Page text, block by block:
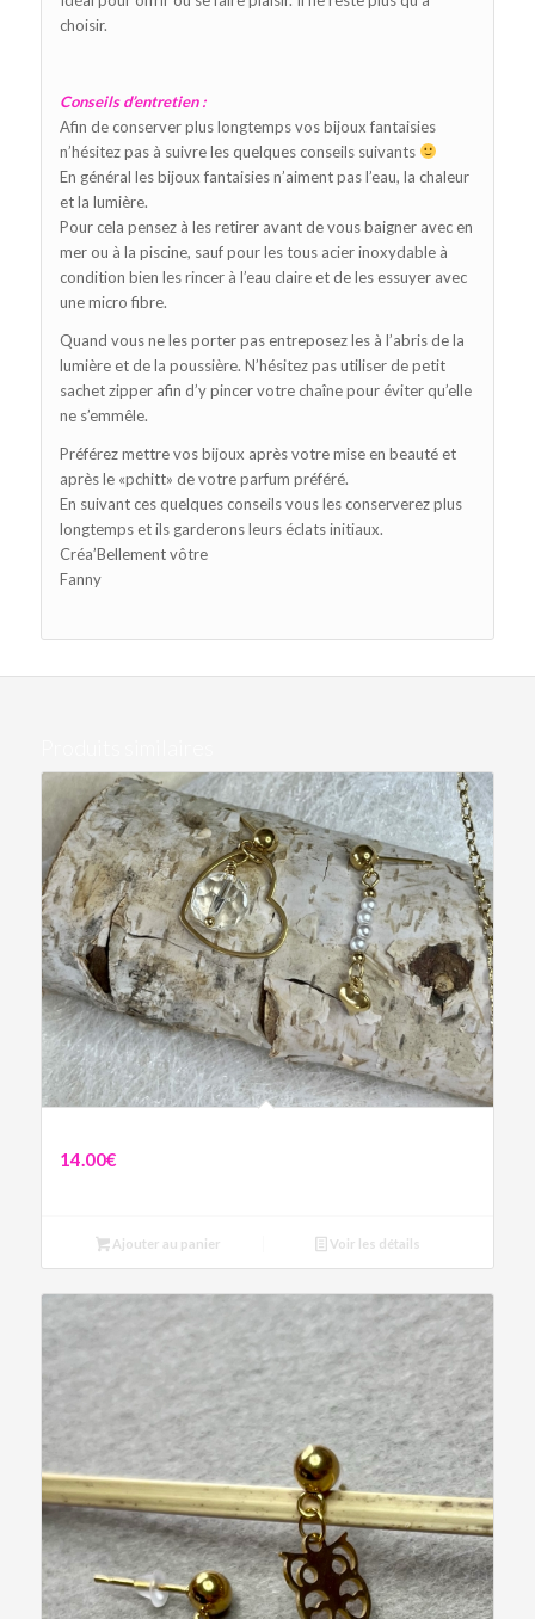
choisir.
Conseils d’entretien :
Afin de conserver plus longtemps vos bijoux fantaisies
n’hésitez pas à suivre les quelques conseils suivants
En général les bijoux fantaisies n’aiment pas l’eau, la chaleur
et la lumière.
Pour cela pensez à les retirer avant de vous baigner avec en
mer ou à la piscine, sauf pour les tous acier inoxydable à
condition bien les rincer à l’eau claire et de les essuyer avec
une micro fibre.
Quand vous ne les porter pas entreposez les à l’abris de la
lumière et de la poussière. N’hésitez pas utiliser de petit
sachet zipper afin d’y pincer votre chaîne pour éviter qu’elle
ne s’emmêle.
Préférez mettre vos bijoux après votre mise en beauté et
après le «pchitt» de votre parfum préféré.
En suivant ces quelques conseils vous les conserverez plus
longtemps et ils garderons leurs éclats initiaux.
Créa’Bellement vôtre
Fanny
14.00€
Ajouter au panier Voir les détails